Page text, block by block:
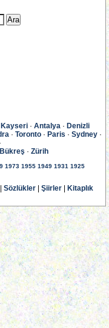
Kayseri · Antalya · Denizli
· Toronto · Paris · Sydney ·
·
Bükreş · Zürih
1973 1955 1949 1931 1925
Sözlükler Şiirler Kitaplık